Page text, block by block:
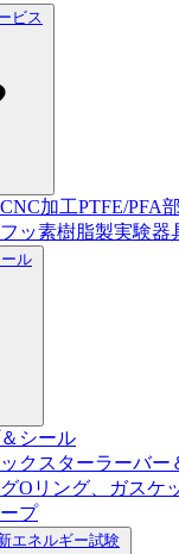
ビス
加工PTFE/PFA
ッ素樹脂製実験器
ル
シール
クスターラーバー
Oリング、ガスケ
プ
エネルギー試験